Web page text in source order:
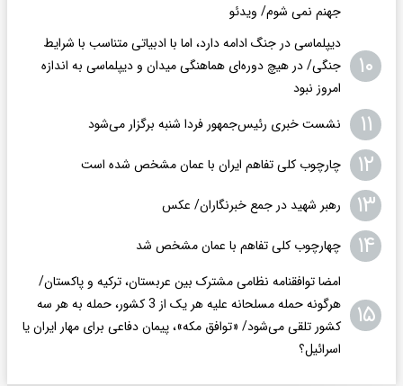
جهنم نمی شوم/ ویدئو
۱۰
دیپلماسی در جنگ ادامه دارد، اما با ادبیاتی متناسب با شرایط
جنگی/ در هیچ دوره‌ای هماهنگی میدان و دیپلماسی به اندازه
امروز نبود
۱۱ نشست خبری رئیس‌جمهور فردا شنبه برگزار می‌شود
۱۲ چارچوب کلی تفاهم ایران با عمان مشخص شده است
۱۳ رهبر شهید در جمع خبرنگاران/ عکس
۱۴ چهارچوب کلی تفاهم با عمان مشخص شد
۱۵
امضا توافقنامه نظامی مشترک بین عربستان، ترکیه و پاکستان/
هرگونه حمله مسلحانه علیه هر یک از 3 کشور، حمله به هر سه
کشور تلقی می‌شود/ «توافق مکه»، پیمان دفاعی برای مهار ایران یا
اسرائیل؟